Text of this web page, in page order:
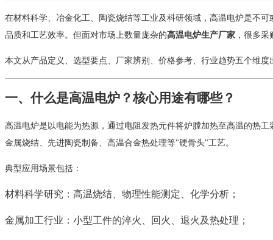
在材料科学、冶金化工、陶瓷烧结等工业及科研领域，高温电炉是不
品质和工艺效率。但面对市场上数量庞杂的高温电炉生产厂家 ，很多
本文从产品定义、选型要点、厂家辨别、价格参考、行业趋势五个维
一、什么是高温电炉？核心用途有哪些？
高温电炉是以电能为热源，通过电阻发热元件将炉膛加热至高温的热
金属烧结、先进陶瓷制备、高温合金热处理等"硬骨头"工艺。
典型应用场景包括：
材料科学研究：高温烧结、物理性能测定、化学分析；
金属加工行业：小型工件的淬火、回火、退火及热处理；